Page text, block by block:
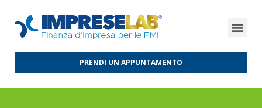
PRENDI UN APPUNTAMENTO